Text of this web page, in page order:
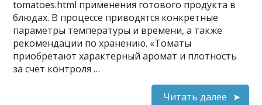
tomatoes.html применения готового продукта в
блюдах. В процессе приводятся конкретные
параметры температуры и времени, а также
рекомендации по хранению. «Томаты
приобретают характерный аромат и плотность
за счет контроля …
Читать далее